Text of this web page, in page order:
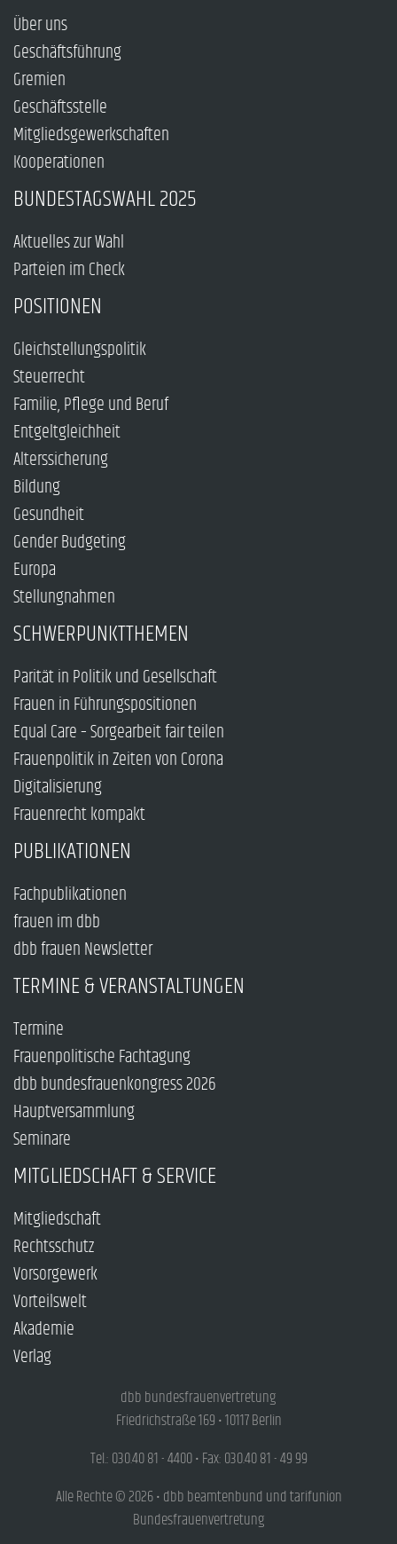
Über uns
Geschäftsführung
Gremien
Geschäftsstelle
Mitgliedsgewerkschaften
Kooperationen
BUNDESTAGSWAHL 2025
Aktuelles zur Wahl
Parteien im Check
POSITIONEN
Gleichstellungspolitik
Steuerrecht
Familie, Pflege und Beruf
Entgeltgleichheit
Alterssicherung
Bildung
Gesundheit
Gender Budgeting
Europa
Stellungnahmen
SCHWERPUNKTTHEMEN
Parität in Politik und Gesellschaft
Frauen in Führungspositionen
Equal Care – Sorgearbeit fair teilen
Frauenpolitik in Zeiten von Corona
Digitalisierung
Frauenrecht kompakt
PUBLIKATIONEN
Fachpublikationen
frauen im dbb
dbb frauen Newsletter
TERMINE & VERANSTALTUNGEN
Termine
Frauenpolitische Fachtagung
dbb bundesfrauenkongress 2026
Hauptversammlung
Seminare
MITGLIEDSCHAFT & SERVICE
Mitgliedschaft
Rechtsschutz
Vorsorgewerk
Vorteilswelt
Akademie
Verlag
dbb bundesfrauenvertretung
Friedrichstraße 169 • 10117 Berlin
Tel.: 030.40 81 - 4400 • Fax: 030.40 81 - 49 99
Alle Rechte © 2026 • dbb beamtenbund und tarifunion
Bundesfrauenvertretung